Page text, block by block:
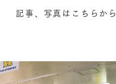
記事、写真はこちらから